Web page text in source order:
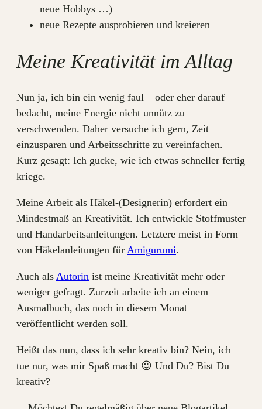
neue Hobbys …)
neue Rezepte ausprobieren und kreieren
Meine Kreativität im Alltag
Nun ja, ich bin ein wenig faul – oder eher darauf
bedacht, meine Energie nicht unnütz zu
verschwenden. Daher versuche ich gern, Zeit
einzusparen und Arbeitsschritte zu vereinfachen.
Kurz gesagt: Ich gucke, wie ich etwas schneller fertig
kriege.
Meine Arbeit als Häkel-(Designerin) erfordert ein
Mindestmaß an Kreativität. Ich entwickle Stoffmuster
und Handarbeitsanleitungen. Letztere meist in Form
von Häkelanleitungen für Amigurumi.
Auch als Autorin ist meine Kreativität mehr oder
weniger gefragt. Zurzeit arbeite ich an einem
Ausmalbuch, das noch in diesem Monat
veröffentlicht werden soll.
Heißt das nun, dass ich sehr kreativ bin? Nein, ich
tue nur, was mir Spaß macht 😉 Und Du? Bist Du
kreativ?